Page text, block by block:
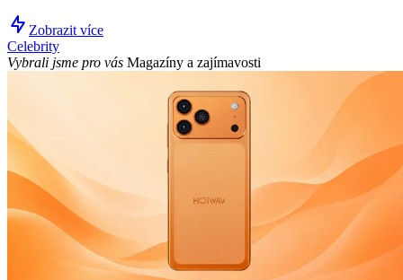
Zobrazit více
Celebrity
Vybrali jsme pro vás Magazíny a zajímavosti